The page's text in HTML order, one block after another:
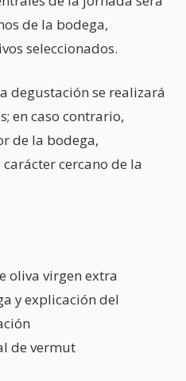
de la bodega,
seleccionados.
degustación se realizará
en caso contrario,
de la bodega,
cercano de la
oliva virgen extra
y explicación del
de vermut